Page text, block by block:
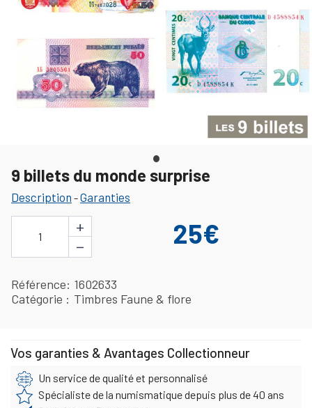
9 billets du monde surprise
Description -Garanties
1
+
−
25€
Référence 1602633
Catégorie
Timbres Faune & flore
Vos garanties & Avantages Collectionneur
Un service de qualité et personnalisé
Spécialiste de la numismatique depuis plus de 40 ans